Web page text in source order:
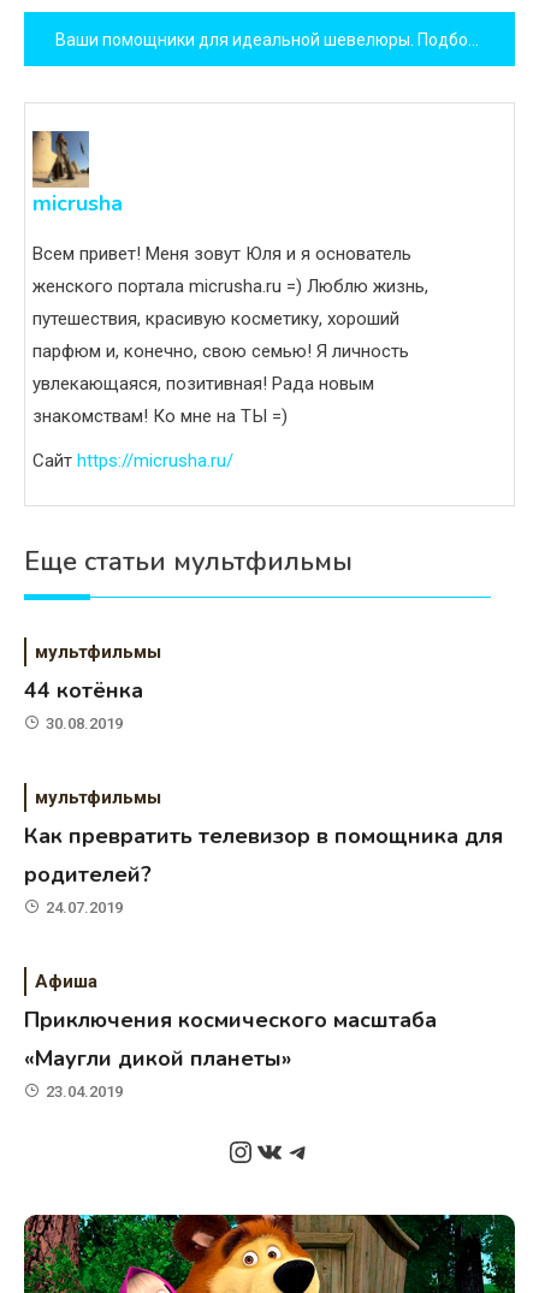
по
записям
micrusha
Всем привет! Меня зовут Юля и я основатель
женского портала micrusha.ru =) Люблю жизнь,
путешествия, красивую косметику, хороший
парфюм и, конечно, свою семью! Я личность
увлекающаяся, позитивная! Рада новым
знакомствам! Ко мне на ТЫ =)
Сайт https://micrusha.ru/
Еще статьи мультфильмы
мультфильмы
44 котёнка
30.08.2019
мультфильмы
Как превратить телевизор в помощника для
родителей?
24.07.2019
Афиша
Приключения космического масштаба
«Маугли дикой планеты»
23.04.2019
Instagram
ВКонтакте
Telegram